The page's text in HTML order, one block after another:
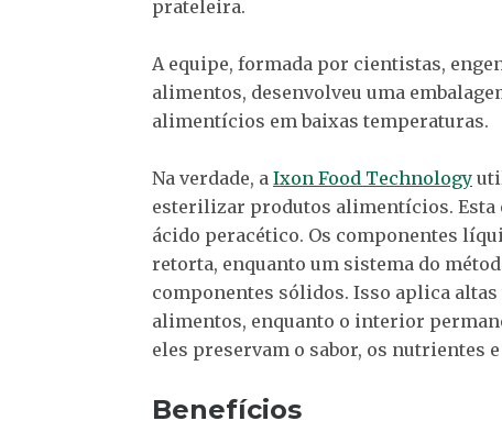
prateleira.
A equipe, formada por cientistas,
alimentos, desenvolveu uma
alimentícios em baixas temperaturas.
Na verdade, a Ixon Food Technology
esterilizar produtos alimentícios. Esta
ácido peracético. Os componentes
retorta, enquanto um sistema do
componentes sólidos. Isso aplica
alimentos, enquanto o interior
eles preservam o sabor, os nutrientes
Benefícios